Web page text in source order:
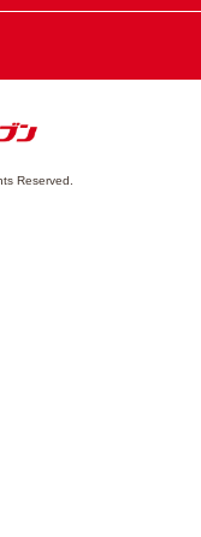
Reserved.